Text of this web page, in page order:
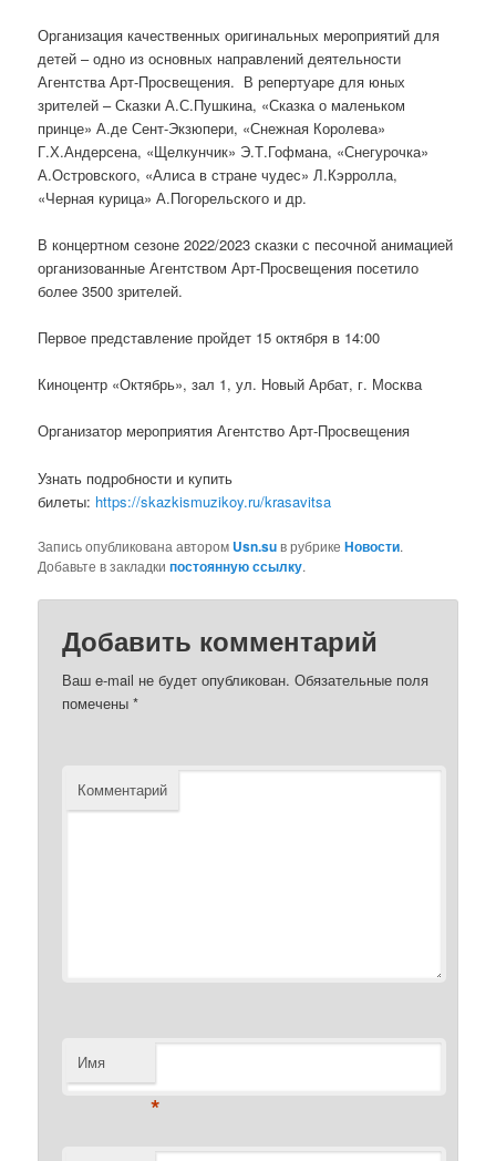
Организация качественных оригинальных мероприятий для
детей – одно из основных направлений деятельности
Агентства Арт-Просвещения. В репертуаре для юных
зрителей – Сказки А.С.Пушкина, «Сказка о маленьком
принце» А.де Сент-Экзюпери, «Снежная Королева»
Г.Х.Андерсена, «Щелкунчик» Э.Т.Гофмана, «Снегурочка»
А.Островского, «Алиса в стране чудес» Л.Кэрролла,
«Черная курица» А.Погорельского и др.
В концертном сезоне 2022/2023 сказки с песочной анимацией
организованные Агентством Арт-Просвещения посетило
более 3500 зрителей.
Первое представление пройдет 15 октября в 14:00
Киноцентр «Октябрь», зал 1, ул. Новый Арбат, г. Москва
Организатор мероприятия Агентство Арт-Просвещения
Узнать подробности и купить
билеты: https://skazkismuzikoy.ru/krasavitsa
Запись опубликована автором Usn.suв рубрикеНовости.
Добавьте в закладкипостоянную ссылку.
Добавить комментарий
Ваш e-mail не будет опубликован. Обязательные поля
помечены*
Комментарий
Имя
*